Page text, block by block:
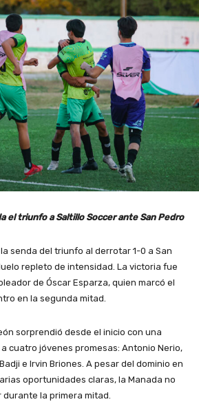
el triunfo a Saltillo Soccer ante San Pedro
senda del triunfo al derrotar 1-0 a San
repleto de intensidad. La victoria fue
de Óscar Esparza, quien marcó el
en la segunda mitad.
sorprendió desde el inicio con una
cuatro jóvenes promesas: Antonio Nerio,
e Irvin Briones. A pesar del dominio en
oportunidades claras, la Manada no
la primera mitad.